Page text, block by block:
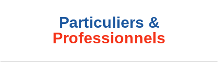
Particuliers &
Professionnels